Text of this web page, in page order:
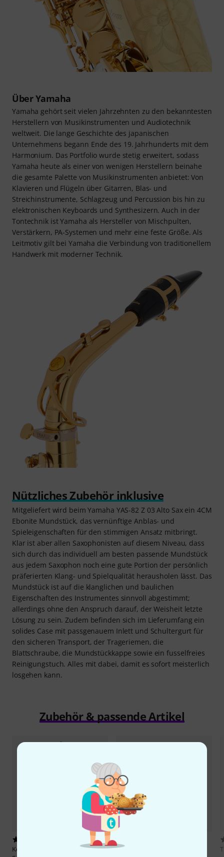
Über Yamaha
Yamaha gehört seit vielen Jahrzehnten zu den bekanntesten
Herstellern von Musikinstrumenten und Audiotechnik
weltweit. Die lange Geschichte des japanischen
Unternehmens begann Ende des 19. Jahrhunderts mit dem
Harmonium. Das Portfolio wurde stetig erweitert, sodass
Yamaha heute als einer von wenigen Herstellern beinahe
die gesamte Palette von Musikinstrumenten anbietet: Von
Klavieren und Flügeln über Gitarren, Blas- und
Streichinstrumente, Schlagzeug und Percussion bis hin zu
elektronischen Keyboards und Synthesizern. Auch in der
Tontechnik ist Yamaha als Hersteller von Mischpulten,
Verstärkern, PA-Systemen und mehr eine feste Größe. Als
Leitmotiv gilt bei Yamaha die Verbindung von traditionellem
Handwerk mit moderner Technik.
Nützliches Zubehör inklusive
Mitgeliefert wird beim Yamaha YAS-82 Z 03 Alto Sax ein 4CM
Ebonite Mundstück, das vernünftige Anblas- und
Spieleigenschaften für den stimmigen Ansatz mitbringt.
Klar ist aber allen Saxophonisten auf diesem Niveau, dass
sich durch das individuell am besten passende Mundstück
aus jedem Saxophon noch eine gute Portion der persönlich
präferierten Klang- und Spielqualität herausholen lässt. Das
Mundstück ist auf die klanglichen und baulichen
Eigenschaften des Instrumentes sinnvoll abgestimmt;
allerdings ohne den Anspruch darauf, der Weisheit letzte
Lösung zu sein. Zudem befinden sich im Lieferumfang ein
solides Case mit passgenauem Inlett und Schultergurt für
den sicheren Transport, der Trageriemen, die
Blattschraube, die Mundstückkappe sowie ein fusselfreies
Reinigungstuch. Alles mit dabei, damit es sofort meisterlich
losgehen kann.
Zubehör & passende Artikel
Keilwerth
SX 90R "Shadow" Alto
K&M